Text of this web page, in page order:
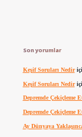
Son yorumlar
Keşif Soruları Nedir
Keşif Soruları Nedir
Depremde Çekiçleme
Depremde Çekiçleme
Ay Dünyaya